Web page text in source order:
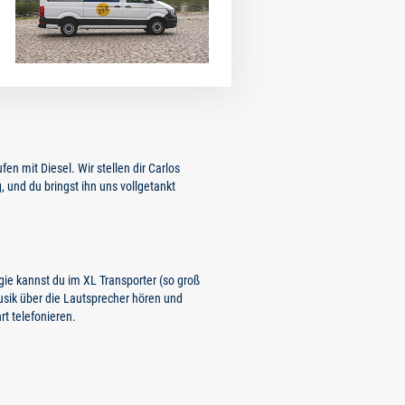
mit Diesel. Wir stellen dir Carlos
und du bringst ihn uns vollgetankt
kannst du im XL Transporter (so groß
über die Lautsprecher hören und
telefonieren.